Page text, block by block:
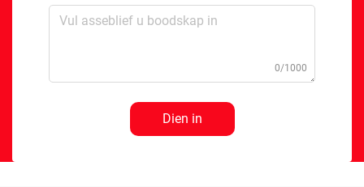
0/1000
Dien in